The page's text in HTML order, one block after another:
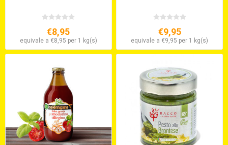
€8,95
equivale a €8,95 per 1 kg(s)
€9,95
equivale a €9,95 per 1 kg(s)